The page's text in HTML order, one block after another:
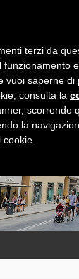
terzi da
funzionamento
vuoi saperne
consulta la
scorrendo
la